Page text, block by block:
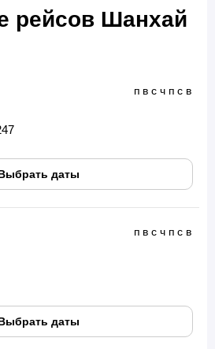
рейсов Шанхай
п в с ч п с в
даты
п в с ч п с в
даты